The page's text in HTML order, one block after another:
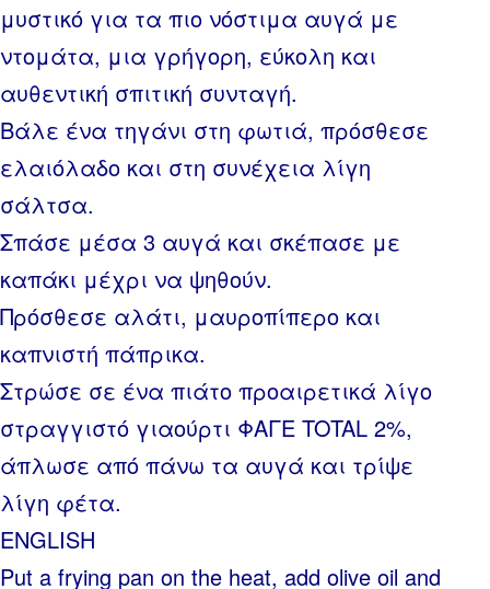
μυστικό για τα πιο νόστιμα αυγά με
ντομάτα, μια γρήγορη, εύκολη και
αυθεντική σπιτική συνταγή.
Βάλε ένα τηγάνι στη φωτιά, πρόσθεσε
ελαιόλαδο και στη συνέχεια λίγη
σάλτσα.
Σπάσε μέσα 3 αυγά και σκέπασε με
καπάκι μέχρι να ψηθούν.
Πρόσθεσε αλάτι, μαυροπίπερο και
καπνιστή πάπρικα.
Στρώσε σε ένα πιάτο προαιρετικά λίγο
στραγγιστό γιαούρτι ΦΑΓΕ TOTAL 2%,
άπλωσε από πάνω τα αυγά και τρίψε
λίγη φέτα.
ENGLISH
Put a frying pan on the heat, add olive oil and